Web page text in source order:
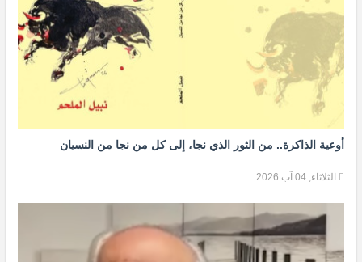
أوعية الذاكرة.. من الثور الذي نجا، إلى كل من نجا من النسيان
الثلاثاء, 04 آب 2026